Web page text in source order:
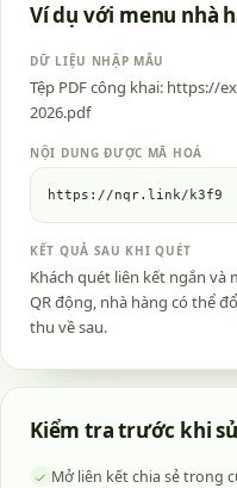
Ví dụ với menu nhà
DỮ LIỆU NHẬP MẪU
Tệp PDF công khai: https://
2026.pdf
NỘI DUNG ĐƯỢC MÃ HOÁ
https://nqr.link/k3f9
KẾT QUẢ SAU KHI QUÉT
Khách quét liên kết ngắn và
QR động, nhà hàng có thể
thu về sau.
Kiểm tra trước khi
Mở liên kết chia sẻ trong